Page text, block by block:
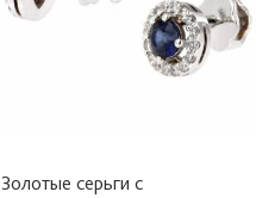
Золотые серьги с